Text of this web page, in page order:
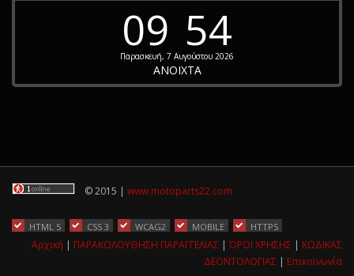
09 54
Παρασκευή, 7 Αυγούστου 2026
ΑΝΟΙΧΤΑ
© 2015 | www.motoparts22.com
HTML 5 CSS 3 WCAG2 MOBILE HTTPS
Αρχική | ΠΑΡΑΚΟΛΟΥΘΗΣΗ ΠΑΡΑΓΓΕΛΙΑΣ |ΌΡΟΙ ΧΡΗΣΗΣ | ΚΩΔΙΚΑΣ
ΔΕΟΝΤΟΛΟΓΙΑΣ | Επικοινωνία